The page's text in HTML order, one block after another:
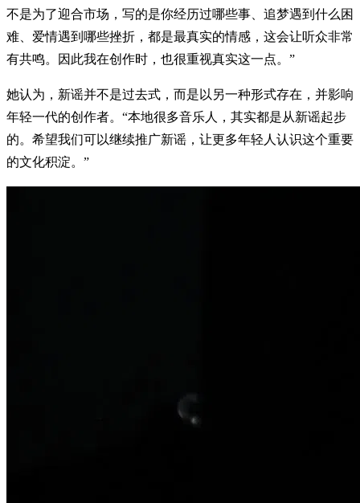
不是为了迎合市场，写的是你经历过哪些事、追梦遇到什么困
难、爱情遇到哪些挫折，都是最真实的情感，这会让听众非常
有共鸣。因此我在创作时，也很重视真实这一点。”
她认为，新谣并不是过去式，而是以另一种形式存在，并影响
年轻一代的创作者。“本地很多音乐人，其实都是从新谣起步
的。希望我们可以继续推广新谣，让更多年轻人认识这个重要
的文化积淀。”